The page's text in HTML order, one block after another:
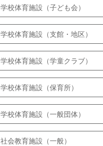
学校体育施設（子ども会）
学校体育施設（支館・地区）
学校体育施設（学童クラブ）
学校体育施設（保育所）
学校体育施設（一般団体）
社会教育施設（一般）